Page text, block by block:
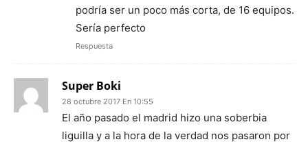
podría ser un poco más corta, de 16 equipos.
Sería perfecto
Respuesta
Super Boki
28 octubre 2017 En 10:55
El año pasado el madrid hizo una soberbia
liguilla y a la hora de la verdad nos pasaron por